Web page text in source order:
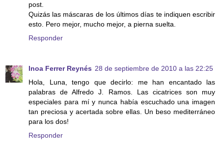
post.
Quizás las máscaras de los últimos días te indiquen escribir
esto. Pero mejor, mucho mejor, a pierna suelta.
Responder
Inoa Ferrer Reynés 28 de septiembre de 2010 a las 22:25
Hola, Luna, tengo que decirlo: me han encantado las
palabras de Alfredo J. Ramos. Las cicatrices son muy
especiales para mí y nunca había escuchado una imagen
tan preciosa y acertada sobre ellas. Un beso mediterráneo
para los dos!
Responder